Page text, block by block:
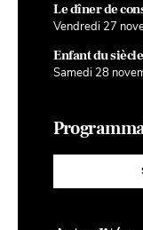
Le dîner de
Vendredi 27
Enfant du siècle
Samedi 28